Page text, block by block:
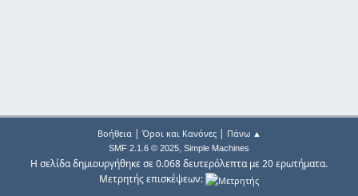
Βοήθεια| Όροι και Κανόνες| Πάνω ▲
SMF 2.1.6 © 2025, Simple Machines
Η σελίδα δημιουργήθηκε σε 0.068 δευτερόλεπτα με 20 ερωτήματα.
Μετρητής επισκέψεων: